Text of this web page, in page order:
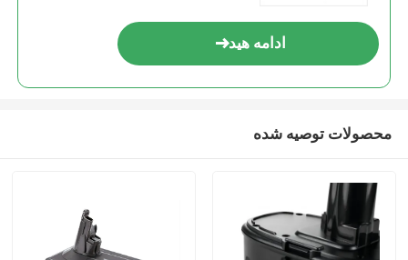
ادامه هید
محصولات توصیه شده